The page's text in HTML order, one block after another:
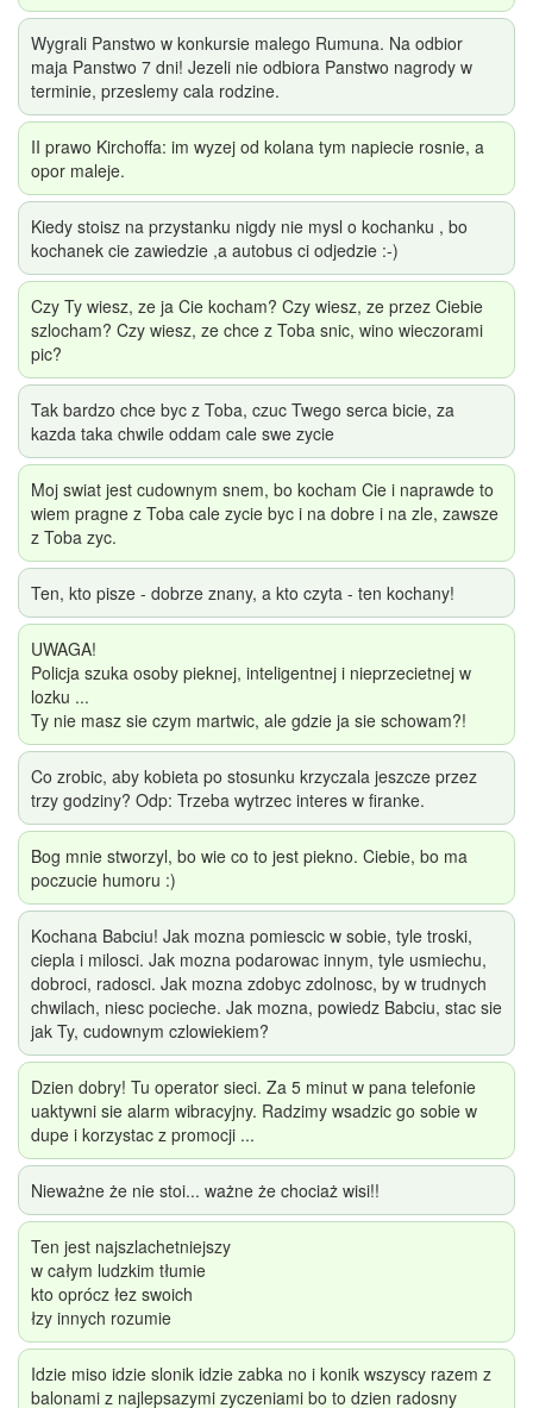
Wygrali Panstwo w konkursie malego Rumuna. Na odbior
maja Panstwo 7 dni! Jezeli nie odbiora Panstwo nagrody w
terminie, przeslemy cala rodzine.
II prawo Kirchoffa: im wyzej od kolana tym napiecie rosnie, a
opor maleje.
Kiedy stoisz na przystanku nigdy nie mysl o kochanku , bo
kochanek cie zawiedzie ,a autobus ci odjedzie :-)
Czy Ty wiesz, ze ja Cie kocham? Czy wiesz, ze przez Ciebie
szlocham? Czy wiesz, ze chce z Toba snic, wino wieczorami
pic?
Tak bardzo chce byc z Toba, czuc Twego serca bicie, za
kazda taka chwile oddam cale swe zycie
Moj swiat jest cudownym snem, bo kocham Cie i naprawde to
wiem pragne z Toba cale zycie byc i na dobre i na zle, zawsze
z Toba zyc.
Ten, kto pisze - dobrze znany, a kto czyta - ten kochany!
UWAGA!
Policja szuka osoby pieknej, inteligentnej i nieprzecietnej w
lozku ...
Ty nie masz sie czym martwic, ale gdzie ja sie schowam?!
Co zrobic, aby kobieta po stosunku krzyczala jeszcze przez
trzy godziny? Odp: Trzeba wytrzec interes w firanke.
Bog mnie stworzyl, bo wie co to jest piekno. Ciebie, bo ma
poczucie humoru :)
Kochana Babciu! Jak mozna pomiescic w sobie, tyle troski,
ciepla i milosci. Jak mozna podarowac innym, tyle usmiechu,
dobroci, radosci. Jak mozna zdobyc zdolnosc, by w trudnych
chwilach, niesc pocieche. Jak mozna, powiedz Babciu, stac sie
jak Ty, cudownym czlowiekiem?
Dzien dobry! Tu operator sieci. Za 5 minut w pana telefonie
uaktywni sie alarm wibracyjny. Radzimy wsadzic go sobie w
dupe i korzystac z promocji ...
Nieważne że nie stoi... ważne że chociaż wisi!!
Ten jest najszlachetniejszy
w całym ludzkim tłumie
kto oprócz łez swoich
łzy innych rozumie
Idzie miso idzie slonik idzie zabka no i konik wszyscy razem z
balonami z najlepsazymi zyczeniami bo to dzien radosny